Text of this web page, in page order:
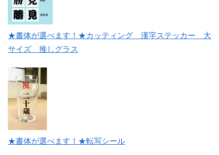
★書体が選べます！★カッティング 漢字ステッカー 大
サイズ 推しグラス
★書体が選べます！★転写シール